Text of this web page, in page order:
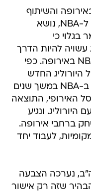
והשיתוף
הפעולה הפוטנציאלי בין היורוליג ל-NBA, נושא
בגלוי כי
להיות הדרך
הטובה ביותר עבור תוכניות ה-NBA באירופה. כפי
היורוליג החדש
צ'וס בואנו: "צ'וס היה קולגה שלי ב-NBA במשך שנים
האירופי, התוצאה
ונגיע
ברחבי אירופה.
לעבוד יחד
נערכה הצבעה
שזה רק אישור